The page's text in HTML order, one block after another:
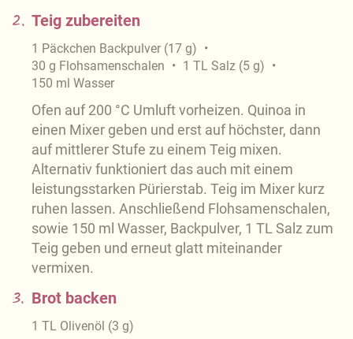
2. Teig zubereiten
1 Päckchen Backpulver (17 g)
30 g Flohsamenschalen 1 TL Salz (5 g)
150 ml Wasser
Ofen auf 200 °C Umluft vorheizen. Quinoa in
einen Mixer geben und erst auf höchster, dann
auf mittlerer Stufe zu einem Teig mixen.
Alternativ funktioniert das auch mit einem
leistungsstarken Pürierstab. Teig im Mixer kurz
ruhen lassen. Anschließend Flohsamenschalen,
sowie 150 ml Wasser, Backpulver, 1 TL Salz zum
Teig geben und erneut glatt miteinander
vermixen.
3. Brot backen
1 TL Olivenöl (3 g)